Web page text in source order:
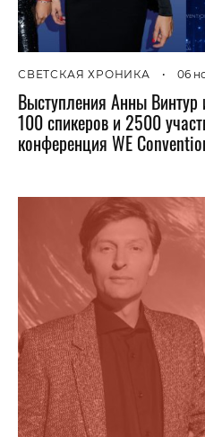
СВЕТСКАЯ ХРОНИКА • 06
Выступления Анны
100 спикеров и 2500
конференция WE